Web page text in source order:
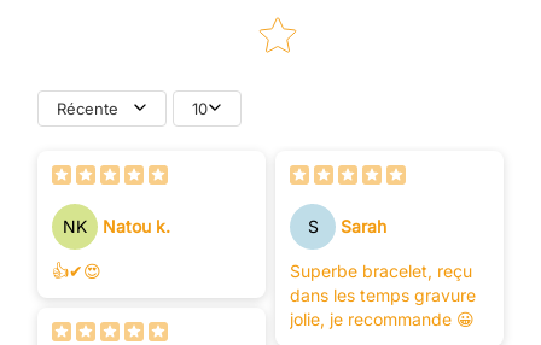
Récente 10
NK Natou k.
👍✔😍
S Sarah
Superbe bracelet, reçu
dans les temps gravure
jolie, je recommande 😀